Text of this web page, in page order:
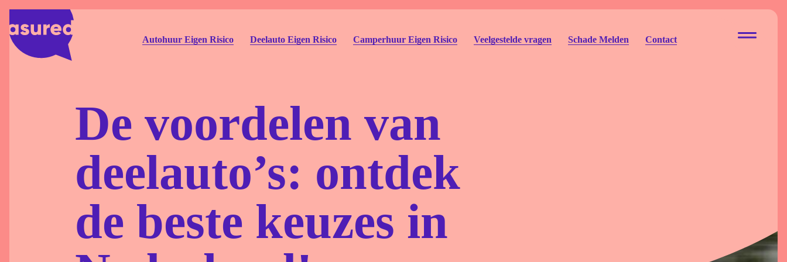
Autohuur Eigen Risico Deelauto Eigen Risico Camperhuur Eigen Risico Veelgestelde vragen Schade Melden Contact
Autohuur Eigen Risico
De voordelen van
deelauto’s: ontdek
de beste keuzes in